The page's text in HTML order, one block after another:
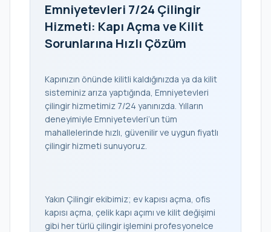
Emniyetevleri 7/24 Çilingir
Hizmeti: Kapı Açma ve Kilit
Sorunlarına Hızlı Çözüm
Kapınızın önünde kilitli kaldığınızda ya da kilit
sisteminiz arıza yaptığında, Emniyetevleri
çilingir hizmetimiz 7/24 yanınızda. Yılların
deneyimiyle Emniyetevleri’un tüm
mahallelerinde hızlı, güvenilir ve uygun fiyatlı
çilingir hizmeti sunuyoruz.
Yakın Çilingir ekibimiz; ev kapısı açma, ofis
kapısı açma, çelik kapı açımı ve kilit değişimi
gibi her türlü çilingir işlemini profesyonelce